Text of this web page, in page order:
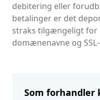
debitering eller
betalinger er det
straks tilgængeligt for
domænenavne og
Som forhandler